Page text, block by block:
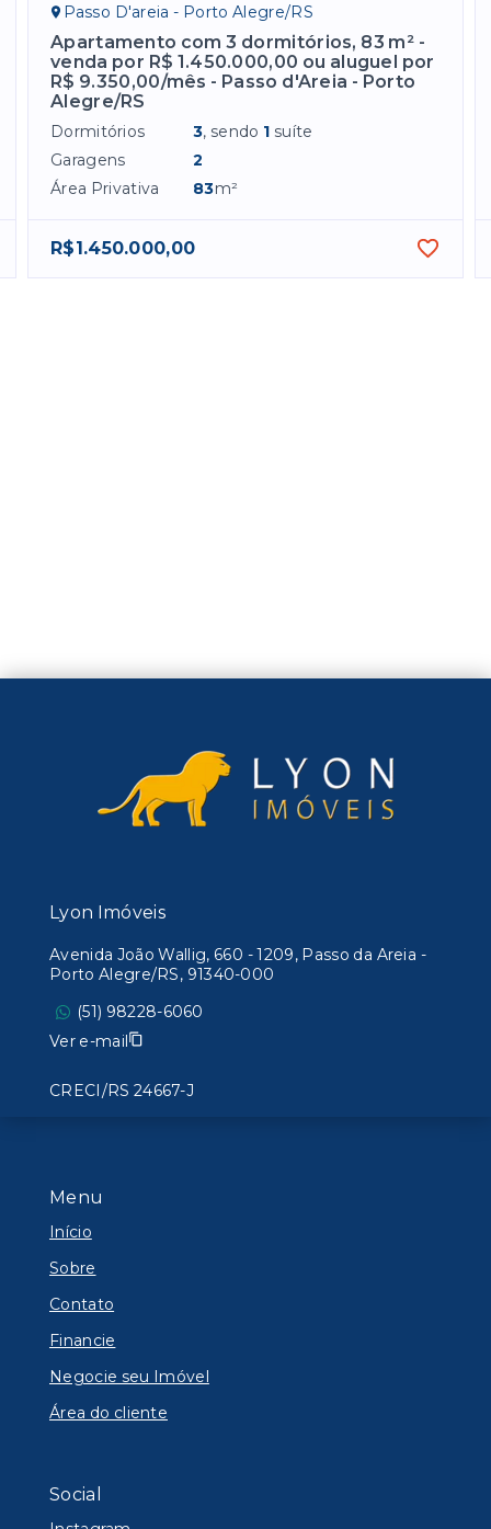
Passo D'areia - Porto Alegre/RS
Apartamento com 3 dormitórios, 83 m² -
venda por R$ 1.450.000,00 ou aluguel por
R$ 9.350,00/mês - Passo d'Areia - Porto
Alegre/RS
Dormitórios 3, sendo 1 suíte
Garagens
2
Área Privativa
83m²
R$1.450.000,00
Menu
Início
Sobre
Contato
Financie
Negocie seu Imóvel
Área do cliente
Social
Lyon Imóveis
Avenida João Wallig, 660 - 1209, Passo da Areia -
Porto Alegre/RS, 91340-000
(51) 98228-6060
Ver e-mail
CRECI/RS 24667-J